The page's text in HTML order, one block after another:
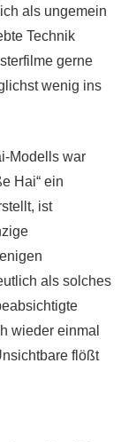
als ungemein
Technik
gerne
wenig ins
Modells war
Hai“ ein
ist
als solches
wieder einmal
flößt